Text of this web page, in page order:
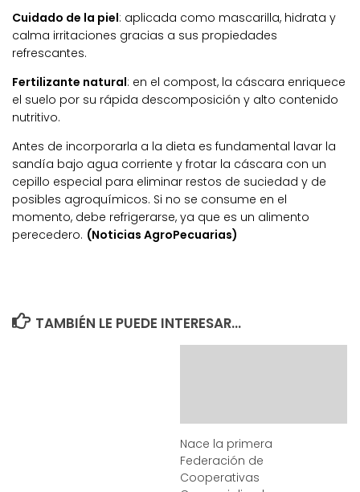
Cuidado de la piel: aplicada como mascarilla, hidrata y
calma irritaciones gracias a sus propiedades
refrescantes.
Fertilizante natural: en el compost, la cáscara enriquece
el suelo por su rápida descomposición y alto contenido
nutritivo.
Antes de incorporarla a la dieta es fundamental lavar la
sandía bajo agua corriente y frotar la cáscara con un
cepillo especial para eliminar restos de suciedad y de
posibles agroquímicos. Si no se consume en el
momento, debe refrigerarse, ya que es un alimento
perecedero. (Noticias AgroPecuarias)
TAMBIÉN LE PUEDE INTERESAR...
Nace la primera
Federación de
Cooperativas